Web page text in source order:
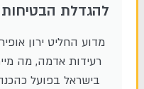
להגדלת הבטיחות
מדוע החליט ירון
רעידות אדמה, מה
בישראל בפועל